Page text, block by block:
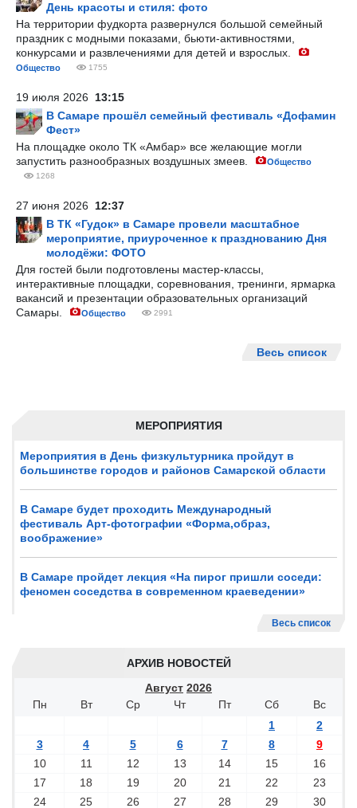
МЕРОПРИЯТИЯ
Мероприятия в День физкультурника пройдут в
большинстве городов и районов Самарской области
В Самаре будет проходить Международный
фестиваль Арт-фотографии «Форма,образ,
воображение»
В Самаре пройдет лекция «На пирог пришли соседи:
феномен соседства в современном краеведении»
Весь список
АРХИВ НОВОСТЕЙ
Август 2026
Пн
Вт Ср Чт Пт Сб
Вс
1
2
3
4 5 6 7 8
9
10
11 12 13 14 15
16
17
18 19 20 21 22
23
24
25 26 27 28 29 30
День красоты и стиля: фото
На территории фудкорта развернулся большой семейный
праздник с модными показами, бьюти-активностями,
конкурсами и развлечениями для детей и взрослых.
Общество 1755
19 июля 2026 13:15
В Самаре прошёл семейный фестиваль «Дофамин
Фест»
На площадке около ТК «Амбар» все желающие могли
запустить разнообразных воздушных змеев.
Общество
1268
27 июня 2026 12:37
В ТК «Гудок» в Самаре провели масштабное
мероприятие, приуроченное к празднованию Дня
молодёжи: ФОТО
Для гостей были подготовлены мастер-классы,
интерактивные площадки, соревнования, тренинги, ярмарка
вакансий и презентации образовательных организаций
Самары.
Общество 2991
Весь список